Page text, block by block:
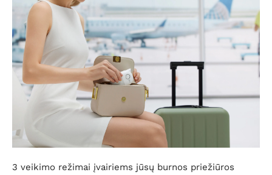
3 veikimo režimai įvairiems jūsų burnos priežiūros